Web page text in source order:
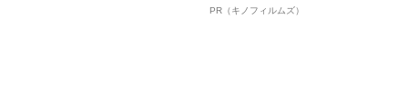
ルインタビュー“観客を魅了した
PR（キノフィルムズ）